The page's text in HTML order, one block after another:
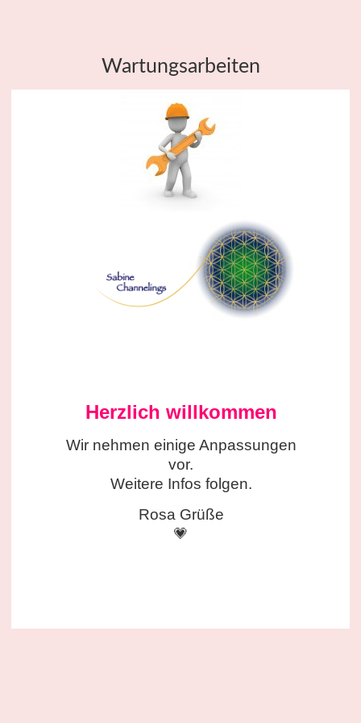
Wartungsarbeiten
Herzlich willkommen
Wir nehmen einige Anpassungen
vor.
Weitere Infos folgen.
Rosa Grüße
💗